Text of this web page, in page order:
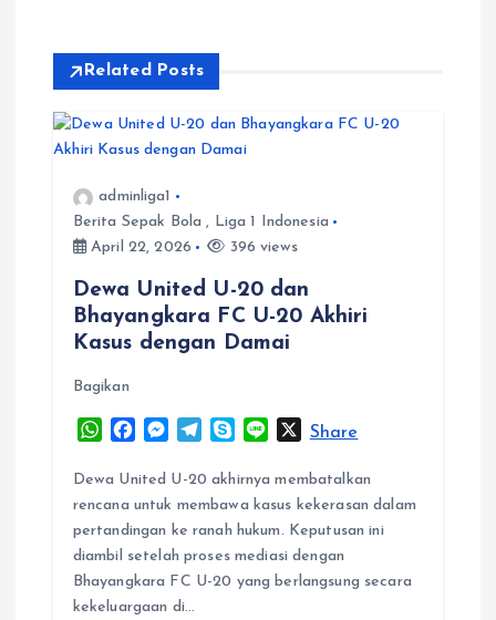
a
v
Related Posts
adminliga1
Berita Sepak Bola , Liga 1 Indonesia
April 22, 2026
396 views
Dewa United U-20 dan
Bhayangkara FC U-20 Akhiri
Kasus dengan Damai
Bagikan
W
a
t
s
A
p
p
c
e
b
o
o
M
s
s
e
n
g
l
e
g
r
a
y
p
e
n
e
XShare
Dewa United U-20 akhirnya membatalkan
rencana untuk membawa kasus kekerasan dalam
pertandingan ke ranah hukum. Keputusan ini
diambil setelah proses mediasi dengan
Bhayangkara FC U-20 yang berlangsung secara
kekeluargaan di…